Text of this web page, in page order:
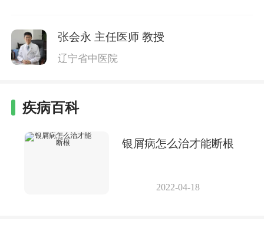
张会永 主任医师 教授
辽宁省中医院
疾病百科
银屑病怎么治才能断根
2022-04-18